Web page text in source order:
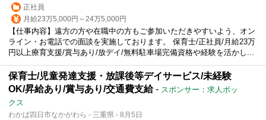
正社員
月給23万5,000円～24万5,000円
【仕事内容】遠方の方や在職中の方もご参加いただきやすいよう、オン
ライン・お電話での面談を実施しております。 保育士/正社員/月給23万
円以上療育支援/賞与あり/放デイ/無料駐車場完備資格や経験を活かし...
保育士/児童発達支援・放課後等デイサービス/未経験
OK/昇給あり/賞与あり/交通費支給- スポンサー：求人ボッ
クス
わかば四日市なかがわら - 三重県 - 8月5日